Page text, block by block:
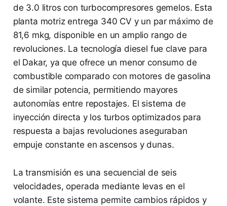
de 3.0 litros con turbocompresores gemelos. Esta
planta motriz entrega 340 CV y un par máximo de
81,6 mkg, disponible en un amplio rango de
revoluciones. La tecnología diesel fue clave para
el Dakar, ya que ofrece un menor consumo de
combustible comparado con motores de gasolina
de similar potencia, permitiendo mayores
autonomías entre repostajes. El sistema de
inyección directa y los turbos optimizados para
respuesta a bajas revoluciones aseguraban
empuje constante en ascensos y dunas.
La transmisión es una secuencial de seis
velocidades, operada mediante levas en el
volante. Este sistema permite cambios rápidos y